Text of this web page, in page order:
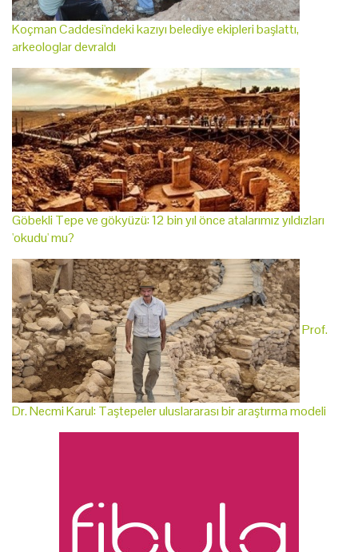
Koçman Caddesi'ndeki kazıyı belediye ekipleri başlattı,
arkeologlar devraldı
Göbekli Tepe ve gökyüzü: 12 bin yıl önce atalarımız yıldızları
'okudu' mu?
Prof.
Dr. Necmi Karul: Taştepeler uluslararası bir araştırma modeli